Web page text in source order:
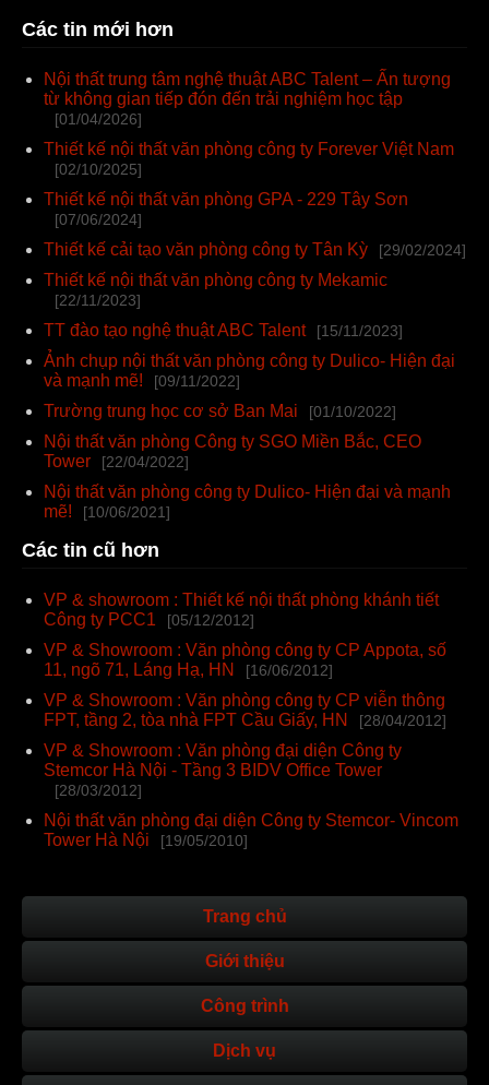
Các tin mới hơn
Nội thất trung tâm nghệ thuật ABC Talent – Ấn tượng
từ không gian tiếp đón đến trải nghiệm học tập
[01/04/2026]
Thiết kế nội thất văn phòng công ty Forever Việt Nam
[02/10/2025]
Thiết kế nội thất văn phòng GPA - 229 Tây Sơn
[07/06/2024]
Thiết kế cải tạo văn phòng công ty Tân Kỳ [29/02/2024]
Thiết kế nội thất văn phòng công ty Mekamic
[22/11/2023]
TT đào tạo nghệ thuật ABC Talent [15/11/2023]
Ảnh chụp nội thất văn phòng công ty Dulico- Hiện đại
và mạnh mẽ!
[09/11/2022]
Trường trung học cơ sở Ban Mai [01/10/2022]
Nội thất văn phòng Công ty SGO Miền Bắc, CEO
Tower
[22/04/2022]
Nội thất văn phòng công ty Dulico- Hiện đại và mạnh
mẽ!
[10/06/2021]
Các tin cũ hơn
VP & showroom : Thiết kế nội thất phòng khánh tiết
Công ty PCC1
[05/12/2012]
VP & Showroom : Văn phòng công ty CP Appota, số
11, ngõ 71, Láng Hạ, HN
[16/06/2012]
VP & Showroom : Văn phòng công ty CP viễn thông
FPT, tầng 2, tòa nhà FPT Cầu Giấy, HN
[28/04/2012]
VP & Showroom : Văn phòng đại diện Công ty
Stemcor Hà Nội - Tầng 3 BIDV Office Tower
[28/03/2012]
Nội thất văn phòng đại diện Công ty Stemcor- Vincom
Tower Hà Nội
[19/05/2010]
Trang chủ
Giới thiệu
Công trình
Dịch vụ